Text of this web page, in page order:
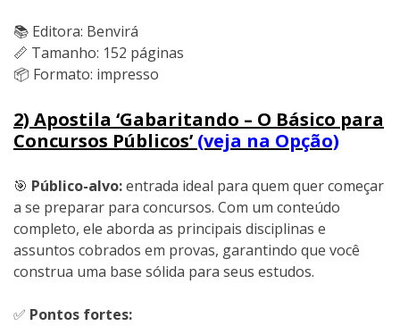
📚 Editora: Benvirá
📏 Tamanho: 152 páginas
📦 Formato: impresso
2) Apostila ‘Gabaritando – O Básico para
Concursos Públicos’ (veja na Opção)
🎯 Público-alvo:entrada ideal para quem quer começar
a se preparar para concursos. Com um conteúdo
completo, ele aborda as principais disciplinas e
assuntos cobrados em provas, garantindo que você
construa uma base sólida para seus estudos.
✅ Pontos fortes: